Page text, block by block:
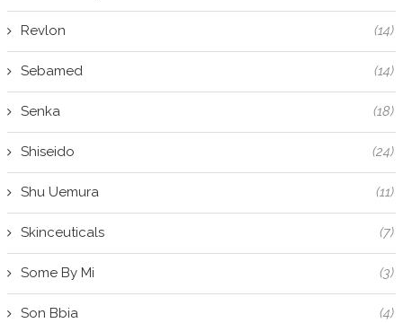
Revlon (14)
Sebamed (14)
Senka (18)
Shiseido (24)
Shu Uemura (11)
Skinceuticals (7)
Some By Mi (3)
Son Bbia (4)